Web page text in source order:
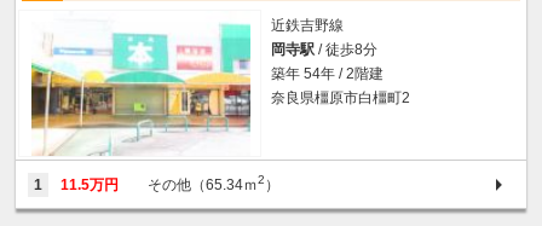
近鉄吉野線
岡寺駅 / 徒歩8分
築年 54年 / 2階建
奈良県橿原市白橿町2
1 11.5万円 その他（65.34ｍ2 ）